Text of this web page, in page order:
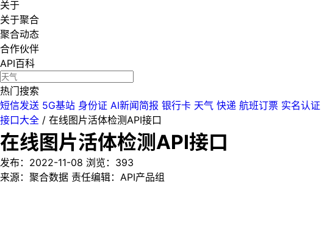
关于
关于聚合
聚合动态
合作伙伴
API百科
热门搜索
短信发送 5G基站 身份证 AI新闻简报 银行卡 天气 快递 航班订票 实名认证
接口大全 / 在线图片活体检测API接口
在线图片活体检测API接口
发布：2022-11-08 浏览： 393
来源：聚合数据 责任编辑：API产品组